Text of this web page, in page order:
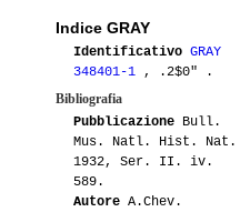
Indice GRAY
Identificativo GRAY
348401-1 , .2$0" .
Bibliografia
Pubblicazione Bull.
Mus. Natl. Hist. Nat.
1932, Ser. II. iv.
589.
Autore A.Chev.